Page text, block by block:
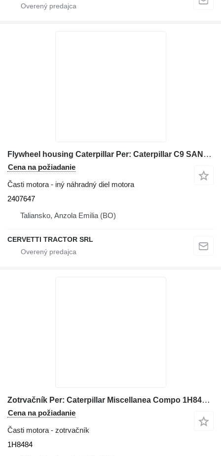
Flywheel housing Caterpillar Per: Caterpillar C9 SAN01020 Miscell 2407647 na stavebného stroja
Cena na požiadanie
Časti motora - iný náhradný diel motora
2407647
Taliansko, Anzola Emilia (BO)
CERVETTI TRACTOR SRL
Zotrvačník Per: Caterpillar Miscellanea Compo 1H8484 na stavebného stroja Caterpillar
Cena na požiadanie
Časti motora - zotrvačník
1H8484